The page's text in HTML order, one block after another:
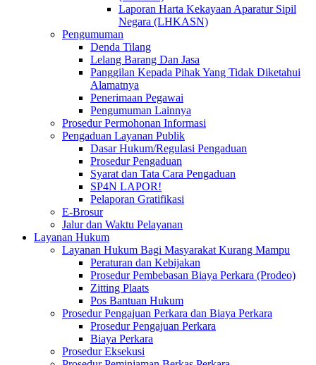
Laporan Harta Kekayaan Aparatur Sipil
Negara (LHKASN)
Pengumuman
Denda Tilang
Lelang Barang Dan Jasa
Panggilan Kepada Pihak Yang Tidak Diketahui
Alamatnya
Penerimaan Pegawai
Pengumuman Lainnya
Prosedur Permohonan Informasi
Pengaduan Layanan Publik
Dasar Hukum/Regulasi Pengaduan
Prosedur Pengaduan
Syarat dan Tata Cara Pengaduan
SP4N LAPOR!
Pelaporan Gratifikasi
E-Brosur
Jalur dan Waktu Pelayanan
Layanan Hukum
Layanan Hukum Bagi Masyarakat Kurang Mampu
Peraturan dan Kebijakan
Prosedur Pembebasan Biaya Perkara (Prodeo)
Zitting Plaats
Pos Bantuan Hukum
Prosedur Pengajuan Perkara dan Biaya Perkara
Prosedur Pengajuan Perkara
Biaya Perkara
Prosedur Eksekusi